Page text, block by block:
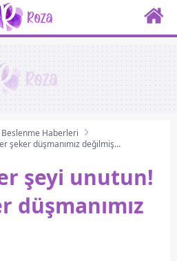
Beslenme Haberleri
şeker düşmanımız değilmiş...
şeyi unutun!
düşmanımız